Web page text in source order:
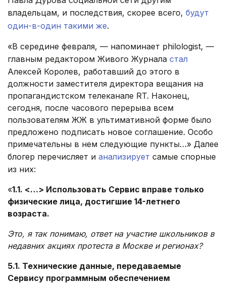
владельцам, и последствия, скорее всего, будут
один-в-один такими же.
«В середине февраля, — напоминает philologist, —
главным редактором Живого Журнала стал
Алексей Королев, работавший до этого в
должности заместителя директора вещания на
пропагандистском телеканале RT. Наконец,
сегодня, после часового перерыва всем
пользователям ЖЖ в ультимативной форме было
предложено подписать новое соглашение. Особо
примечательны в нем следующие пункты…» Далее
блогер перечисляет и анализирует самые спорные
из них:
«1.1. <…> Использовать Сервис вправе только
физические лица, достигшие 14-летнего
возраста.
Это, я так понимаю, ответ на участие школьников в
недавних акциях протеста в Москве и регионах?
5.1. Технические данные, передаваемые
Сервису программным обеспечением